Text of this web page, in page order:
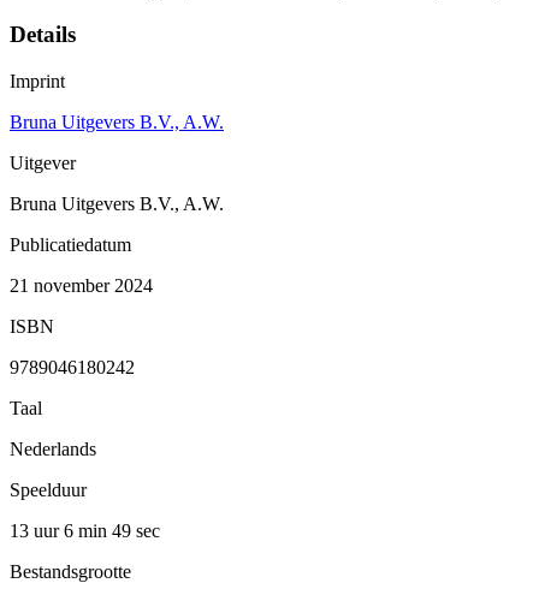
Details
Imprint
Bruna Uitgevers B.V., A.W.
Uitgever
Bruna Uitgevers B.V., A.W.
Publicatiedatum
21 november 2024
ISBN
9789046180242
Taal
Nederlands
Speelduur
13 uur 6 min 49 sec
Bestandsgrootte